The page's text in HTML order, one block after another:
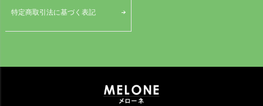
特定商取引法に基づく表記